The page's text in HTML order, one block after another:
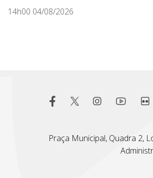
14h00 04/08/2026
Praça Municipal, Quadra 2,